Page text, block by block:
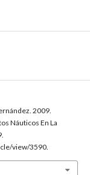
2009.
Náuticos En La
view/3590.